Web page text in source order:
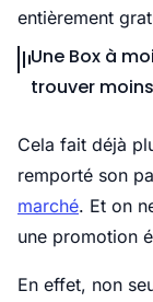
entièrement
Une Box à
trouver
Cela fait déjà
remporté son
marché. Et on
une promotion
En effet, non